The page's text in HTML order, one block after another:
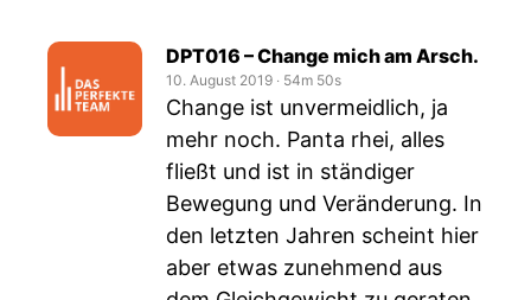
DPT016 – Change mich am Arsch.
10. August 2019 ‧ 54m 50s
Change ist unvermeidlich, ja
mehr noch. Panta rhei, alles
fließt und ist in ständiger
Bewegung und Veränderung. In
den letzten Jahren scheint hier
aber etwas zunehmend aus